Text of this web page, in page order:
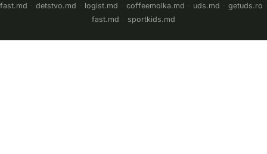
fast.md · detstvo.md · logist.md · coffeemolka.md · uds.md · getuds.ro
fast.md · sportkids.md